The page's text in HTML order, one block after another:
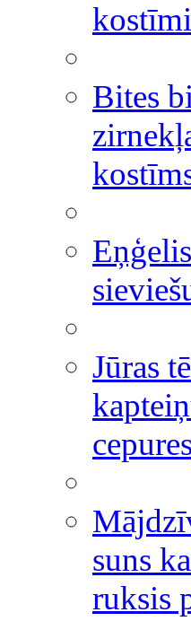
kostīmi
Bites
Jūras
cepures
suns
ruksis